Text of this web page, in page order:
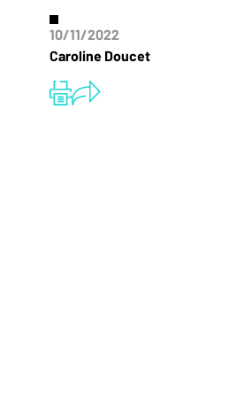
10/11/2022
Caroline Doucet